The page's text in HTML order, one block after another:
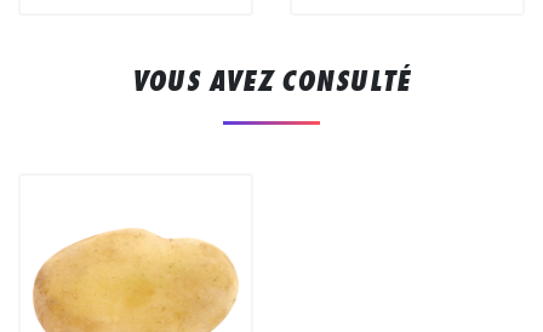
VOUS AVEZ CONSULTÉ